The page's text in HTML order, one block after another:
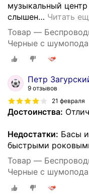
музыкальный
слышен… Читать
Товар —
Черные с
iPhone/Android
Петр
9 отзывов
21 февраля
Достоинства:
Недостатки: Басы
быстрыми
Товар —
Черные с
iPhone/Android